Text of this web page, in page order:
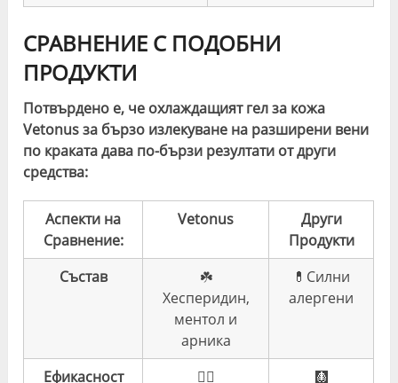
СРАВНЕНИЕ С ПОДОБНИ
ПРОДУКТИ
Потвърдено е, че охлаждащият гел за кожа
Vetonus за бързо излекуване на разширени вени
по краката дава по-бързи резултати от други
средства:
Аспекти на
Сравнение:
Vetonus
Други
Продукти
Състав
☘️
Хесперидин,
ментол и
арника
💊Силни
алергени
Ефикасност 👍🏼 🩻